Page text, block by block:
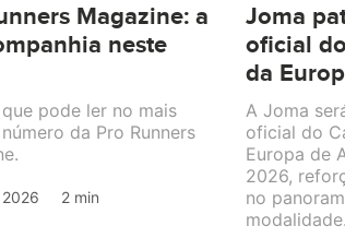
Magazine: a
neste
pode ler no mais
da Pro Runners
2 min
Joma
oficial
da
A Joma
oficial do
Europa de
2026,
no
modalidade.